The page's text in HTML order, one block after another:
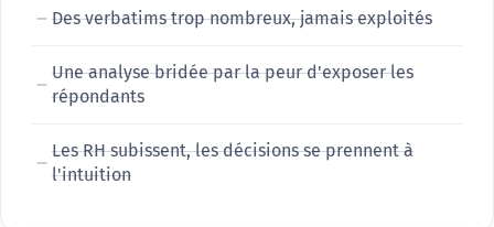
Des verbatims trop nombreux, jamais exploités
Une analyse bridée par la peur d'exposer les
répondants
Les RH subissent, les décisions se prennent à
l'intuition